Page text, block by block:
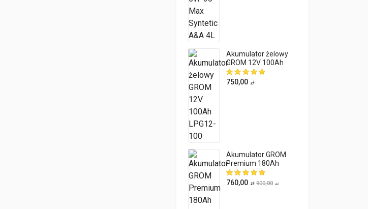
Akumulator żelowy
GROM 12V 100Ah
LPG12-100
750,00 zł
Akumulator GROM
Premium 180Ah
1050A EN LEWY PLUS
760,00 zł 900,00 zł